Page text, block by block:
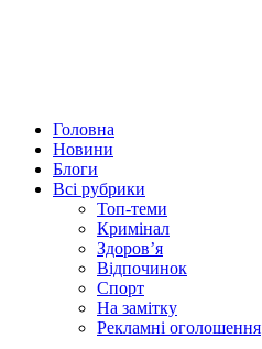
Головна
Новини
Блоги
Всі рубрики
Топ-теми
Кримінал
Здоров’я
Відпочинок
Спорт
На замітку
Рекламні оголошення